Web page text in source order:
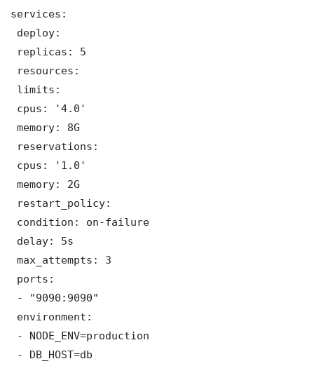
services:
deploy:
replicas: 5
resources:
limits:
cpus: '4.0'
memory: 8G
reservations:
cpus: '1.0'
memory: 2G
restart_policy:
condition: on-failure
delay: 5s
max_attempts: 3
ports:
- "9090:9090"
environment:
- NODE_ENV=production
- DB_HOST=db